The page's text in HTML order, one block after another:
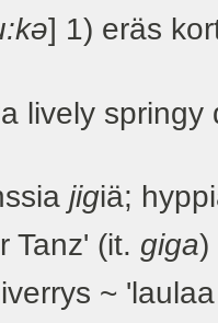
] 1) eräs
jigiä;
(it. giga)
'laulaa